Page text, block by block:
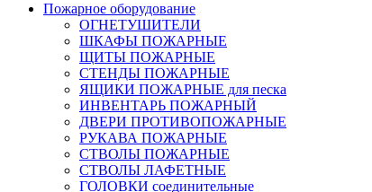
Пожарное оборудование
ОГНЕТУШИТЕЛИ
ШКАФЫ ПОЖАРНЫЕ
ЩИТЫ ПОЖАРНЫЕ
СТЕНДЫ ПОЖАРНЫЕ
ЯЩИКИ ПОЖАРНЫЕ для песка
ИНВЕНТАРЬ ПОЖАРНЫЙ
ДВЕРИ ПРОТИВОПОЖАРНЫЕ
РУКАВА ПОЖАРНЫЕ
СТВОЛЫ ПОЖАРНЫЕ
СТВОЛЫ ЛАФЕТНЫЕ
ГОЛОВКИ соединительные